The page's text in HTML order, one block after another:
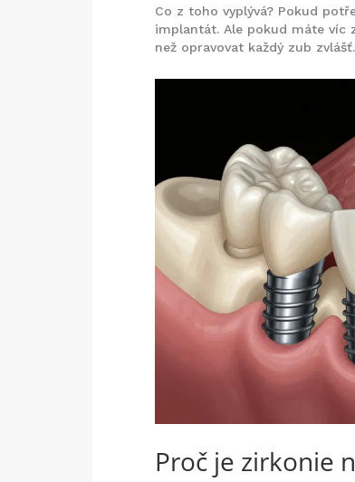
Co z toho vyplývá? Pokud
implantát. Ale pokud máte víc
než opravovat každý zub zvlášť.
Proč je zirkonie